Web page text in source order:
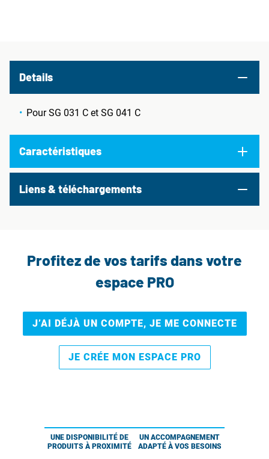
Details
Pour SG 031 C et SG 041 C
Caractéristiques
Liens & téléchargements
Profitez de vos tarifs dans votre
espace PRO
J’AI DÉJÀ UN COMPTE, JE ME CONNECTE
JE CRÉE MON ESPACE PRO
UNE DISPONIBILITÉ DE
PRODUITS À PROXIMITÉ
UN ACCOMPAGNEMENT
ADAPTÉ À VOS BESOINS